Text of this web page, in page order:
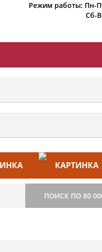
Режим работы: Пн-
Сб-
ПОИСК ПО 80